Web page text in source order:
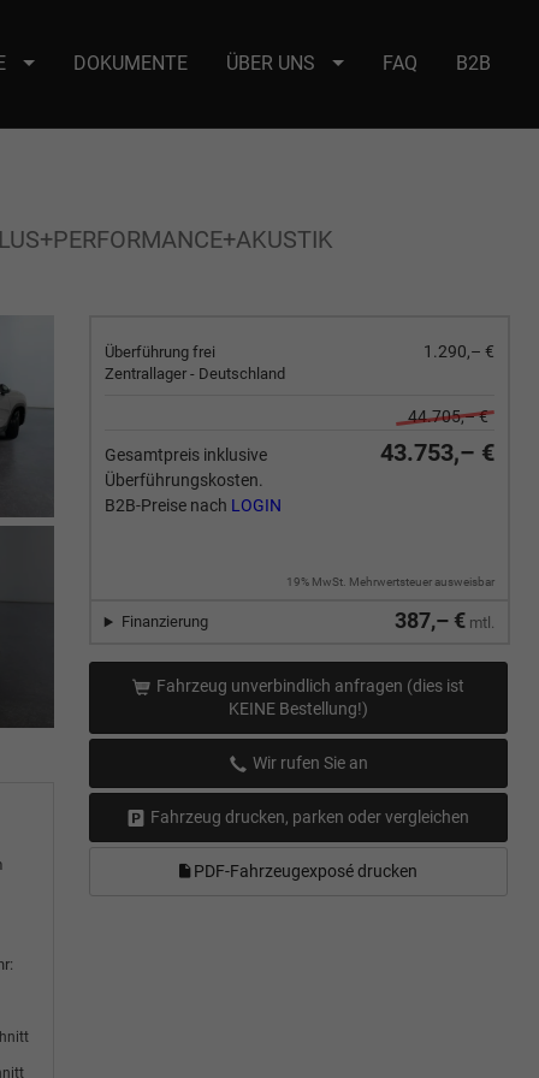
: selector2._domainkey Points to address or value: selector2-aee-
DOKUMENTE ÜBER UNS FAQ B2B
Überführung frei
Zentrallager - Deutschland
1.290,– €
44.705,– €
Gesamtpreis inklusive
Überführungskosten.
B2B-Preise nach LOGIN
43.753,– €
19% MwSt. Mehrwertsteuer ausweisbar
387,– € mtl.
Finanzierung
Fahrzeug unverbindlich anfragen (dies ist
KEINE Bestellung!)
Wir rufen Sie an
Fahrzeug drucken, parken oder vergleichen
PDF-Fahrzeugexposé drucken